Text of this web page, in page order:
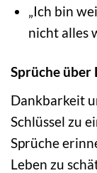
„Ich bin
nicht alles
Sprüche
Dankbarkeit
Schlüssel zu
Sprüche
Leben zu